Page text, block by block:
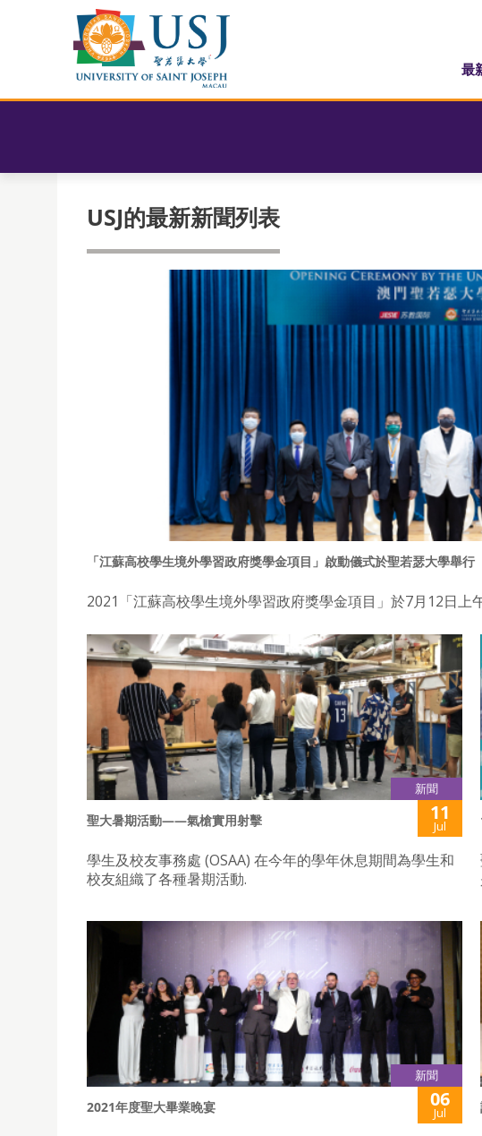
最
USJ的最新新聞列表
「江蘇高校學生境外學習政府獎學金項目」啟動儀式於聖若瑟大學舉行
2021「江蘇高校學生境外學習政府獎學金項目」於7月12日上
新聞
聖大暑期活動——氣槍實用射擊 11
Jul
學生及校友事務處 (OSAA) 在今年的學年休息期間為學生和
校友組織了各種暑期活動.
新聞
2021年度聖大畢業晚宴 06
Jul